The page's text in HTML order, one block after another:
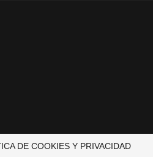
DE COOKIES Y PRIVACIDAD